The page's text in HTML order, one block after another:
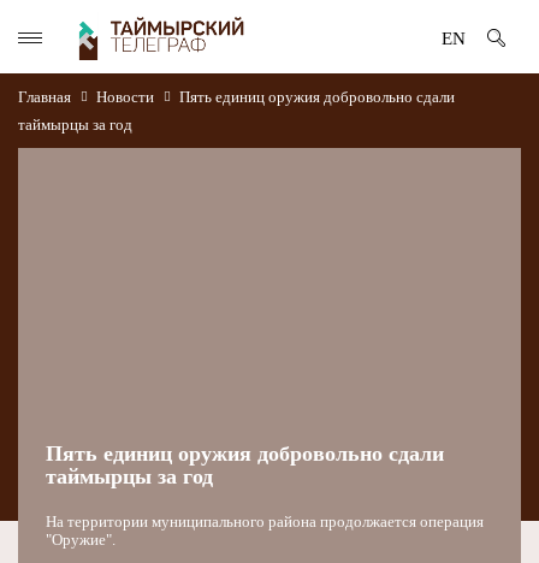
EN
Главная Новости
Пять единиц оружия добровольно сдали
таймырцы за год
Пять единиц оружия добровольно сдали
таймырцы за год
На территории муниципального района продолжается операция
"Оружие".